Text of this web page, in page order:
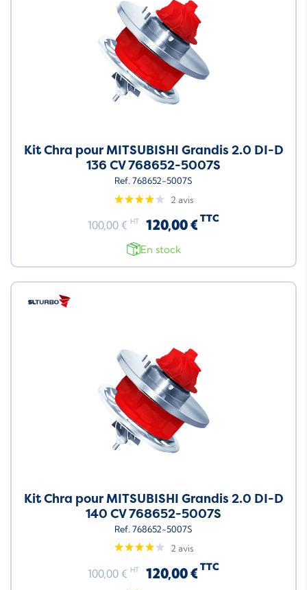
Kit Chra pour MITSUBISHI Grandis 2.0 DI-D
136 CV 768652-5007S
Ref. 768652-5007S
2 avis
100,00 € HT 120,00 € TTC
En stock
Kit Chra pour MITSUBISHI Grandis 2.0 DI-D
140 CV 768652-5007S
Ref. 768652-5007S
2 avis
100,00 € HT 120,00 € TTC